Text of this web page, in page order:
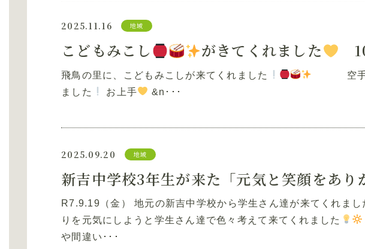
2025.11.16 地域
こどもみこし がきてくれました
飛鳥の里に、こどもみこしが来てくれました
空手を
ました
お上手 &n･･･
2025.09.20 地域
R7.9.19（金） 地元の新吉中学校から学生さん達が来てくれまし
りを元気にしようと学生さん達で色々考えて来てくれました
や間違い･･･